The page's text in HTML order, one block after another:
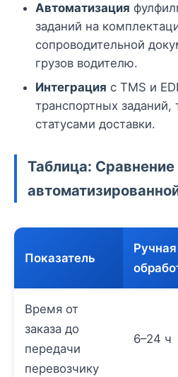
Автоматизация
заданий на
сопроводительной
грузов водителю.
Интеграция с TMS и
транспортных заданий,
статусами доставки.
Таблица: Сравнение
Показатель
Ручная
Время от
заказа до
передачи
перевозчику
6–24 ч